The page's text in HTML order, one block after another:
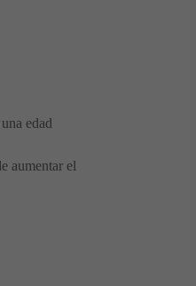
edad
aumentar el